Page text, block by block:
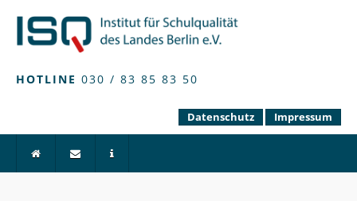
HOTLINE 030 / 83 85 83 50
Datenschutz Impressum